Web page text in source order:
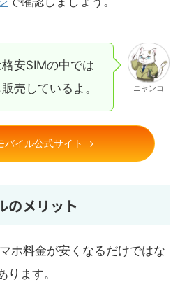
安SIMの中では
売しているよ。
ニャンコ
バイル公式サイト
のメリット
ホ料金が安くなるだけではな
ります。